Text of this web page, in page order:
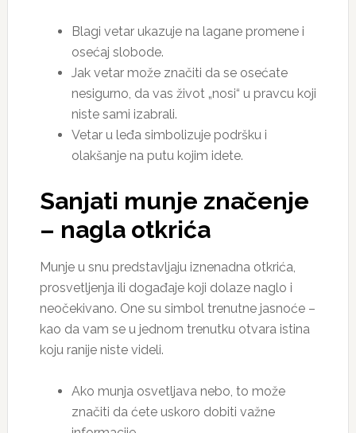
Blagi vetar ukazuje na lagane promene i
osećaj slobode.
Jak vetar može značiti da se osećate
nesigurno, da vas život „nosi“ u pravcu koji
niste sami izabrali.
Vetar u leđa simbolizuje podršku i
olakšanje na putu kojim idete.
Sanjati munje značenje
– nagla otkrića
Munje u snu predstavljaju iznenadna otkrića,
prosvetljenja ili događaje koji dolaze naglo i
neočekivano. One su simbol trenutne jasnoće –
kao da vam se u jednom trenutku otvara istina
koju ranije niste videli.
Ako munja osvetljava nebo, to može
značiti da ćete uskoro dobiti važne